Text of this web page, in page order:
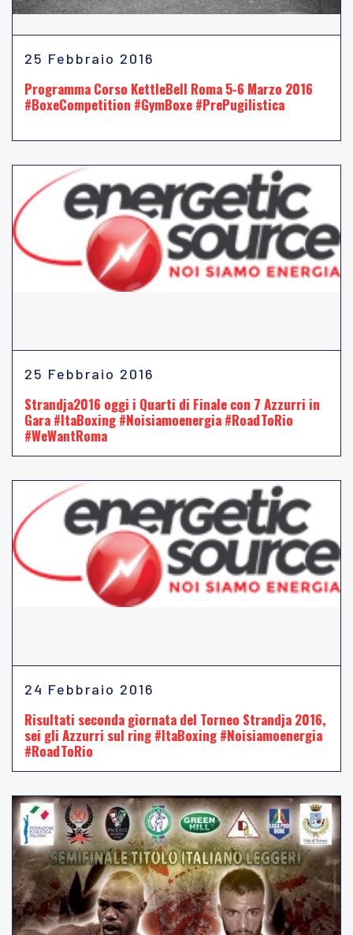
25 Febbraio 2016
Programma Corso KettleBell Roma 5-6 Marzo 2016
#BoxeCompetition #GymBoxe #PrePugilistica
25 Febbraio 2016
Strandja2016 oggi i Quarti di Finale con 7 Azzurri in
Gara #ItaBoxing #Noisiamoenergia #RoadToRio
#WeWantRoma
24 Febbraio 2016
Risultati seconda giornata del Torneo Strandja 2016,
sei gli Azzurri sul ring #ItaBoxing #Noisiamoenergia
#RoadToRio